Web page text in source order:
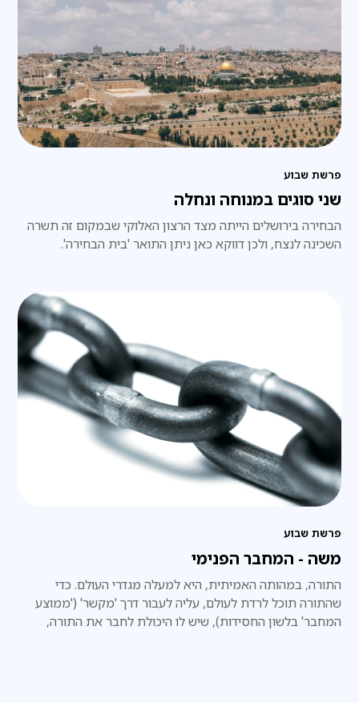
פרשת שבוע
שני סוגים במנוחה ונחלה
הבחירה בירושלים הייתה מצד הרצון האלוקי שבמקום זה תשרה
השכינה לנצח, ולכן דווקא כאן ניתן התואר 'בית הבחירה'.
פרשת שבוע
משה - המחבר הפנימי
התורה, במהותה האמיתית, היא למעלה מגדרי העולם. כדי
שהתורה תוכל לרדת לעולם, עליה לעבור דרך 'מקשר' ('ממוצע
המחבר' בלשון החסידות), שיש לו היכולת לחבר את התורה,